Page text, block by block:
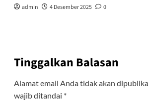
admin 4 Desember 2025 0
Tinggalkan Balasan
Alamat email Anda tidak akan
wajib ditandai *